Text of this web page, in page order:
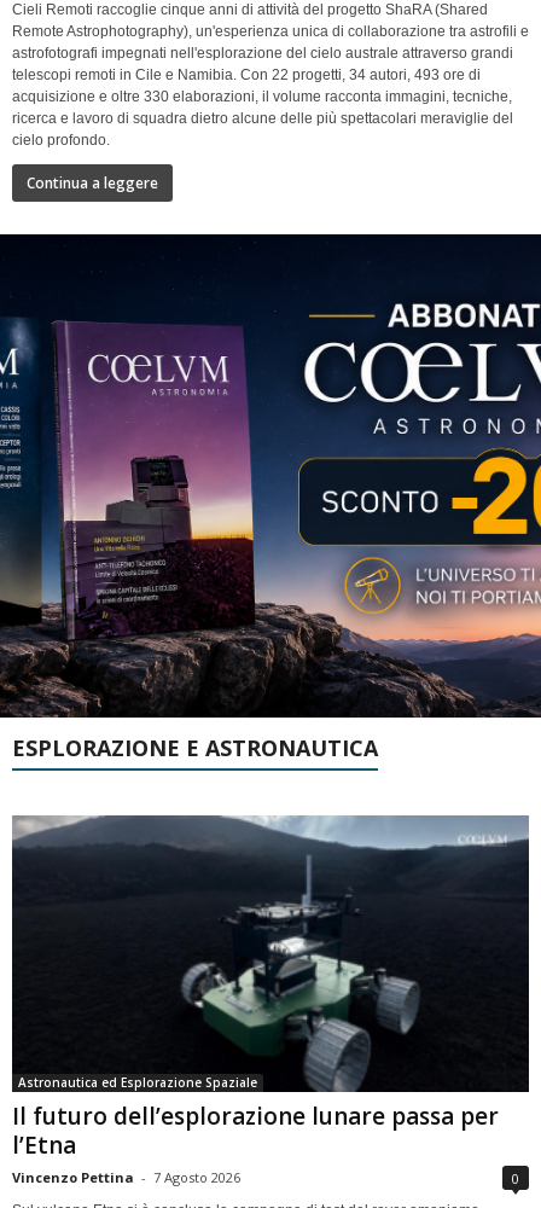
Cieli Remoti raccoglie cinque anni di attività del progetto ShaRA (Shared
Remote Astrophotography), un'esperienza unica di collaborazione tra astrofili e
astrofotografi impegnati nell'esplorazione del cielo australe attraverso grandi
telescopi remoti in Cile e Namibia. Con 22 progetti, 34 autori, 493 ore di
acquisizione e oltre 330 elaborazioni, il volume racconta immagini, tecniche,
ricerca e lavoro di squadra dietro alcune delle più spettacolari meraviglie del
cielo profondo.
Continua a leggere
ESPLORAZIONE E ASTRONAUTICA
Astronautica ed Esplorazione Spaziale
Il futuro dell’esplorazione lunare passa per
l’Etna
Vincenzo Pettina - 7 Agosto 2026 0